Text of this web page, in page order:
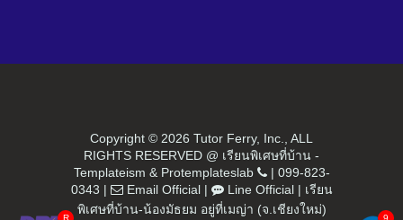
Copyright © 2026 Tutor Ferry, Inc., ALL
RIGHTS RESERVED @ เรียนพิเศษที่บ้าน -
Templateism & Protemplateslab | 099-823-
0343 | Email Official| Line Official| เรียน
พิเศษที่บ้าน-น้องมัธยม อยู่ที่เมญ่า (จ.เชียงใหม่)